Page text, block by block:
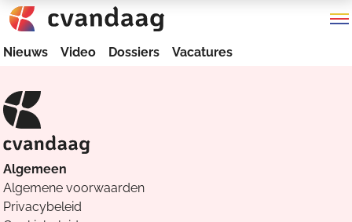
Nieuws Video Dossiers Vacatures
Algemeen
Algemene voorwaarden
Privacybeleid